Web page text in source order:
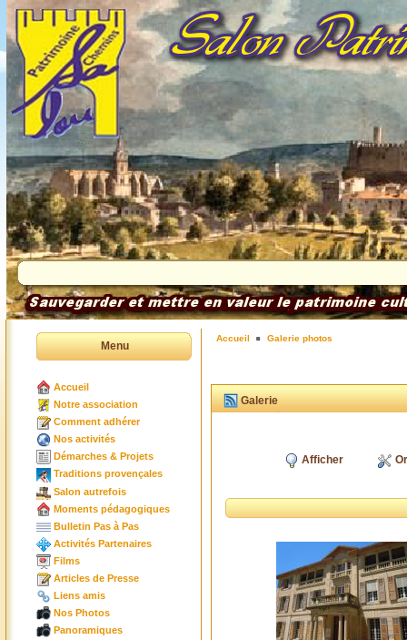
Menu
Accueil
Notre association
Comment adhérer
Nos activités
Démarches & Projets
Traditions provençales
Salon autrefois
Moments pédagogiques
Bulletin Pas à Pas
Activités Partenaires
Films
Articles de Presse
Liens amis
Nos Photos
Panoramiques
Accueil Galerie photos
Galerie
Afficher